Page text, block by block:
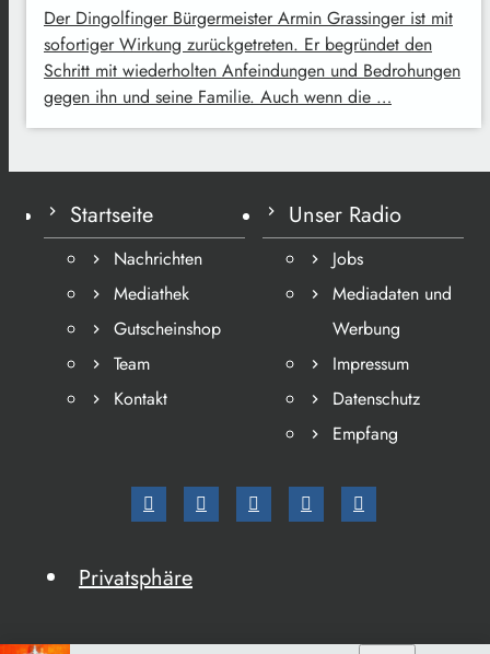
Der Dingolfinger Bürgermeister Armin Grassinger ist mit
sofortiger Wirkung zurückgetreten. Er begründet den
Schritt mit wiederholten Anfeindungen und Bedrohungen
gegen ihn und seine Familie. Auch wenn die …
Startseite
Nachrichten
Mediathek
Gutscheinshop
Team
Kontakt
Unser Radio
Jobs
Mediadaten und
Werbung
Impressum
Datenschutz
Empfang
Privatsphäre